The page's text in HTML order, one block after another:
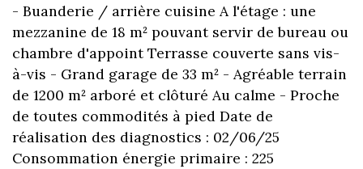
- Buanderie / arrière cuisine A l'étage : une
mezzanine de 18 m² pouvant servir de bureau ou
chambre d'appoint Terrasse couverte sans vis-
à-vis - Grand garage de 33 m² - Agréable terrain
de 1200 m² arboré et clôturé Au calme - Proche
de toutes commodités à pied Date de
réalisation des diagnostics : 02/06/25
Consommation énergie primaire : 225